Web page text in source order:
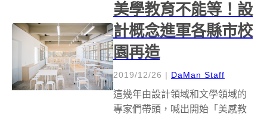
書，總是讓人眼睛為之...
美學教育不能等！設
計概念進軍各縣市校
園再造
2019/12/26 | DaMan Staff
這幾年由設計領域和文學領域的
專家們帶頭，喊出開始「美感教